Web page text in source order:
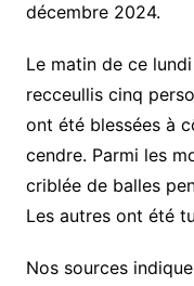
décembre 2024.
Le matin de ce
recceullis cinq
ont été blessées à
cendre. Parmi les
criblée de balles
Les autres ont été
Nos sources